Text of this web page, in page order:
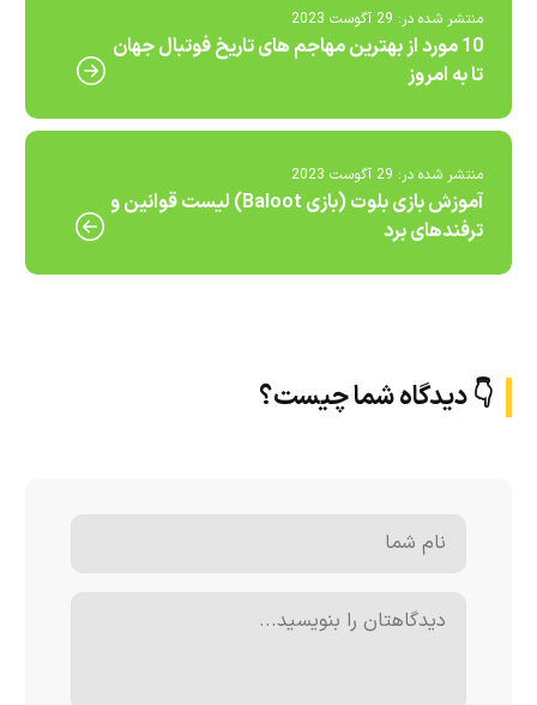
منتشر شده در: 29 آگوست 2023
10 مورد از بهترین مهاجم های تاریخ فوتبال جهان
تا به امروز
منتشر شده در: 29 آگوست 2023
آموزش بازی بلوت (بازی Baloot) لیست قوانین و
ترفندهای برد
👇 دیدگاه شما چیست؟